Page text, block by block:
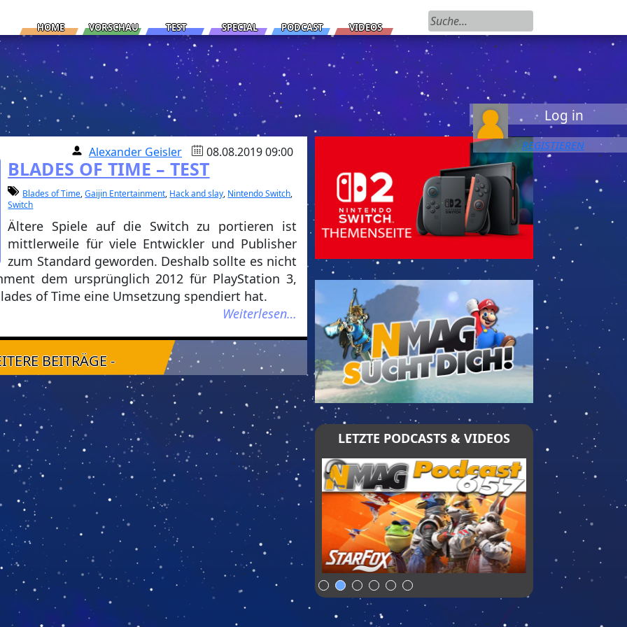
HOME VORSCHAU TEST SPECIAL PODCAST VIDEOS
Suchen nach:
Log in
REGISTIEREN
Alexander Geisler 08.08.2019 09:00
BLADES OF TIME – TEST
Blades of Time,Gaijin Entertainment, Hack and slay, Nintendo Switch,
Switch
Ältere Spiele auf die Switch zu portieren ist
mittlerweile für viele Entwickler und Publisher
zum Standard geworden. Deshalb sollte es nicht
dem ursprünglich 2012 für PlayStation 3,
of Time eine Umsetzung spendiert hat.
Weiterlesen…
BEITRÄGE -
LETZTE PODCASTS & VIDEOS